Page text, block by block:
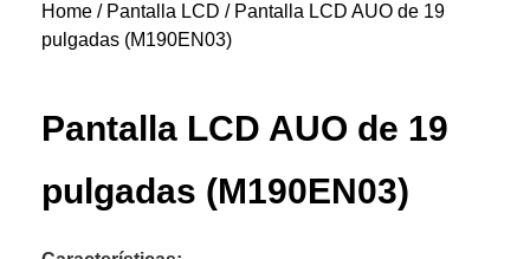
Home / Pantalla LCD / Pantalla LCD AUO de 19
pulgadas (M190EN03)
Pantalla LCD AUO de 19
pulgadas (M190EN03)